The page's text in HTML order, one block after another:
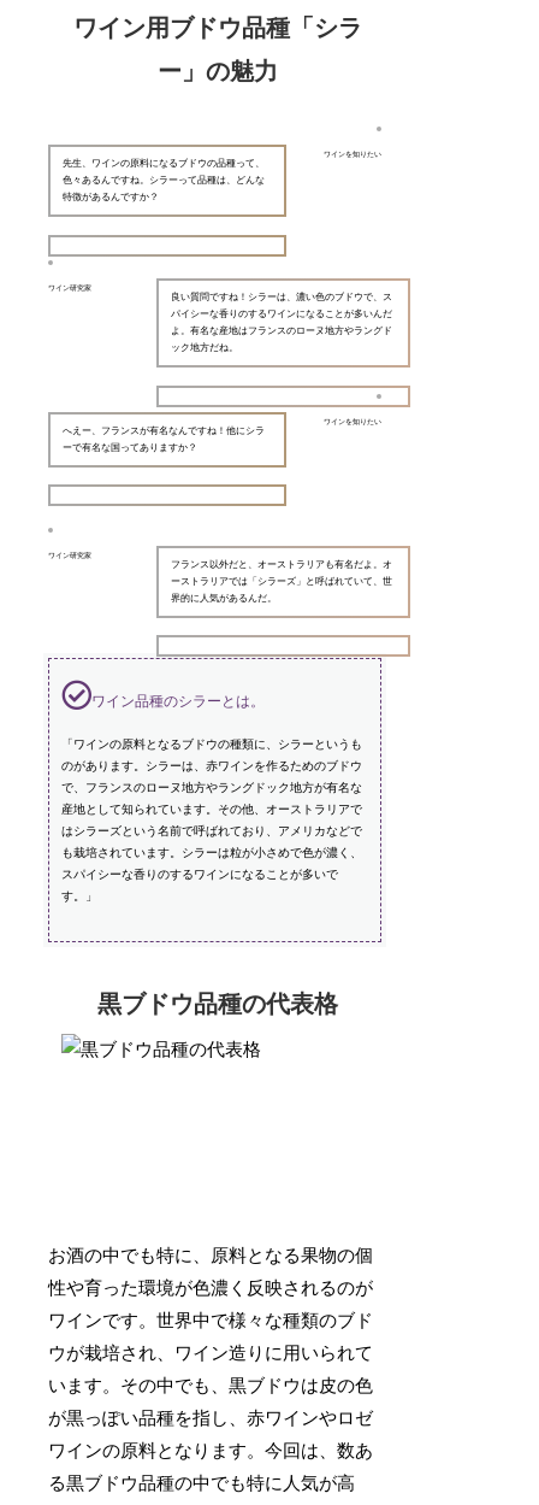
ワイン用ブドウ品種「シラ
ー」の魅力
ワインを知りたい
先生、ワインの原料になるブドウの品種って、
色々あるんですね。シラーって品種は、どんな
特徴があるんですか？
ワイン研究家
良い質問ですね！シラーは、濃い色のブドウで、ス
パイシーな香りのするワインになることが多いんだ
よ。有名な産地はフランスのローヌ地方やラングド
ック地方だね。
ワインを知りたい
へえー、フランスが有名なんですね！他にシラ
ーで有名な国ってありますか？
ワイン研究家
フランス以外だと、オーストラリアも有名だよ。オ
ーストラリアでは「シラーズ」と呼ばれていて、世
界的に人気があるんだ。
ワイン品種のシラーとは。
「ワインの原料となるブドウの種類に、シラーというも
のがあります。シラーは、赤ワインを作るためのブドウ
で、フランスのローヌ地方やラングドック地方が有名な
産地として知られています。その他、オーストラリアで
はシラーズという名前で呼ばれており、アメリカなどで
も栽培されています。シラーは粒が小さめで色が濃く、
スパイシーな香りのするワインになることが多いで
す。」
黒ブドウ品種の代表格
お酒の中でも特に、原料となる果物の個
性や育った環境が色濃く反映されるのが
ワインです。世界中で様々な種類のブド
ウが栽培され、ワイン造りに用いられて
います。その中でも、黒ブドウは皮の色
が黒っぽい品種を指し、赤ワインやロゼ
ワインの原料となります。今回は、数あ
る黒ブドウ品種の中でも特に人気が高